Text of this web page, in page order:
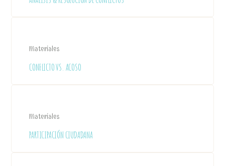
Materiales
CONFLICTO VS. ACOSO
Materiales
PARTICIPACIÓN CIUDADANA